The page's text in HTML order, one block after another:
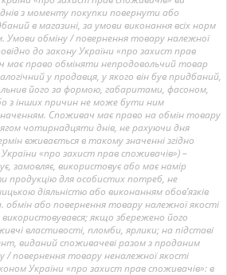
з моменту покупки повернути або
в магазині, за умови виконання всіх норм
Умови обміну / повернення товару належної
до закону України «про захист прав
має право обміняти непродовольчий товар
у продавця, у якого він був придбаний,
його за формою, габаритами, фасоном,
з інших причин не може бути ним
Споживач має право на обмін товару
чотирнадцяти днів, не рахуючи дня
вживається в такому значенні згідно
«про захист прав споживачів») –
замовляє, використовує або має намір
продукцію для особистих потреб, не
діяльністю або виконанням обов’язків
обмін або повернення товару належної якості
якщо збережено його
властивості, пломби, ярлики; на підставі
виданий споживачеві разом з проданим
/ повернення товару неналежної якості
України «про захист прав споживачів»: в